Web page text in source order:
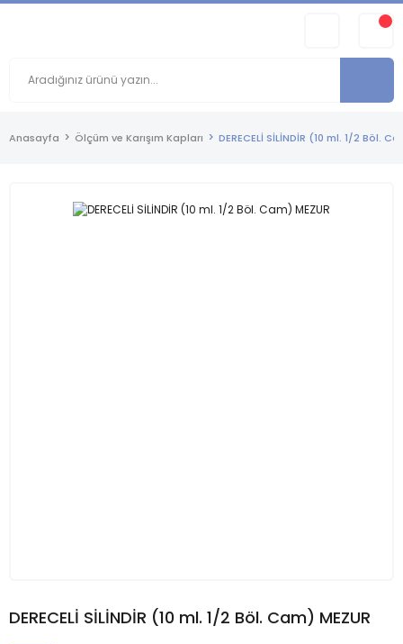
Anasayfa Ölçüm ve Karışım Kapları DERECELİ SİLİNDİR (10 ml. 1/2 Böl.
DERECELİ SİLİNDİR (10 ml. 1/2 Böl. Cam) MEZUR